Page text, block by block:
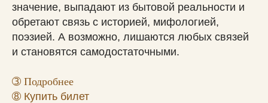
значение, выпадают из бытовой реальности и
обретают связь с историей, мифологией,
поэзией. А возможно, лишаются любых связей
и становятся самодостаточными.
➂ Подробнее
➇ Купить билет